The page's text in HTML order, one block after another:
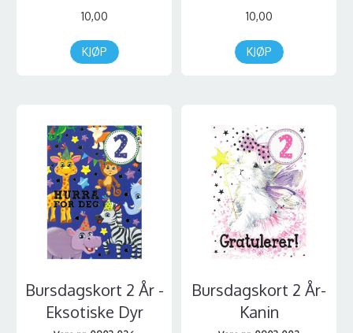
10,00
KJØP
10,00
KJØP
Bursdagskort 2 År -
Eksotiske Dyr
Bursdagskort 2 År-
Kanin